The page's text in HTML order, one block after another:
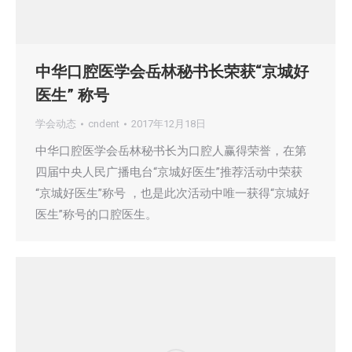
中华口腔医学会岳林秘书长荣获“京城好
医生” 称号
学会动态 cndent 2017年12月18日
中华口腔医学会岳林秘书长为口腔人赢得荣誉，在第
四届中央人民广播电台“京城好医生”推荐活动中荣获
“京城好医生”称号 ，也是此次活动中唯一获得“京城好
医生”称号的口腔医生。